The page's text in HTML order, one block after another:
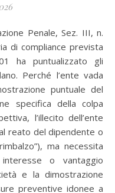
di compliance prevista
ha puntualizzato gli
Perché l’ente vada
puntuale del
specifica della colpa
l’illecito dell’ente
reato del dipendente o
ma necessita
o vantaggio
e la dimostrazione
preventive idonee a